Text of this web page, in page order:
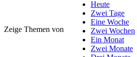
Zeige Themen von
Heute
Zwei Tage
Eine Woche
Zwei Wochen
Ein Monat
Zwei Monate